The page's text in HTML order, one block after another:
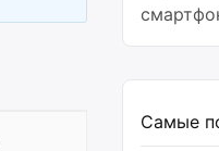
Самые